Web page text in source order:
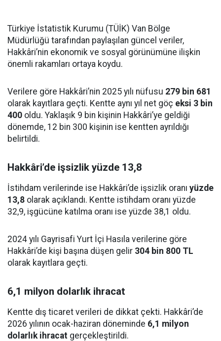
Türkiye İstatistik Kurumu (TÜİK) Van Bölge
Müdürlüğü tarafından paylaşılan güncel veriler,
Hakkâri’nin ekonomik ve sosyal görünümüne ilişkin
önemli rakamları ortaya koydu.
Verilere göre Hakkâri’nin 2025 yılı nüfusu 279 bin 681
olarak kayıtlara geçti. Kentte aynı yıl net göç eksi 3 bin
400 oldu. Yaklaşık 9 bin kişinin Hakkâri’ye geldiği
dönemde, 12 bin 300 kişinin ise kentten ayrıldığı
belirtildi.
Hakkâri’de işsizlik yüzde 13,8
İstihdam verilerinde ise Hakkâri’de işsizlik oranı yüzde
13,8 olarak açıklandı. Kentte istihdam oranı yüzde
32,9, işgücüne katılma oranı ise yüzde 38,1 oldu.
2024 yılı Gayrisafi Yurt İçi Hasıla verilerine göre
Hakkâri’de kişi başına düşen gelir 304 bin 800 TL
olarak kayıtlara geçti.
6,1 milyon dolarlık ihracat
Kentte dış ticaret verileri de dikkat çekti. Hakkâri’de
2026 yılının ocak-haziran döneminde 6,1 milyon
dolarlık ihracat gerçekleştirildi.